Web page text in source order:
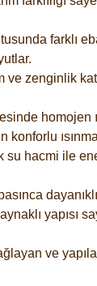
farklı
ve zenginlik
homojen
konforlu ısınma
su hacmi ile
yapısı
ve